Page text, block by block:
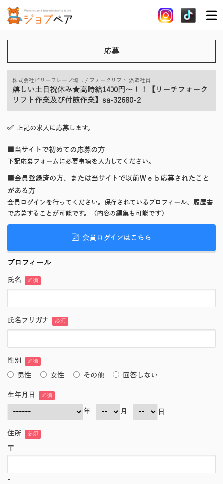
応募
株式会社ビリーフレーブ埼玉 / フォークリフト 派遣社員
嬉しい土日祝休み★高時給1400円～！！【リーチフォーク
リフト作業及び付随作業】sa-32680-2
上記の求人に応募します。
■当サイトで初めての応募の方
下記応募フォームに必要事項を入力してください。
■会員登録済の方、または当サイトで以前Ｗｅｂ応募されたこと
がある方
会員ログインを行ってください。保存されているプロフィール、履歴書
で応募することが可能です。（内容の編集も可能です）
会員ログインはこちら
プロフィール
氏名 必須
氏名フリガナ 必須
性別 必須
男性 女性 その他 回答しない
生年月日 必須
年 月 日
住所 必須
〒
-